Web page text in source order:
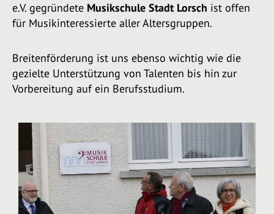
e.V. gegründete Musikschule Stadt Lorsch ist offen
für Musikinteressierte aller Altersgruppen.
Breitenförderung ist uns ebenso wichtig wie die
gezielte Unterstützung von Talenten bis hin zur
Vorbereitung auf ein Berufsstudium.